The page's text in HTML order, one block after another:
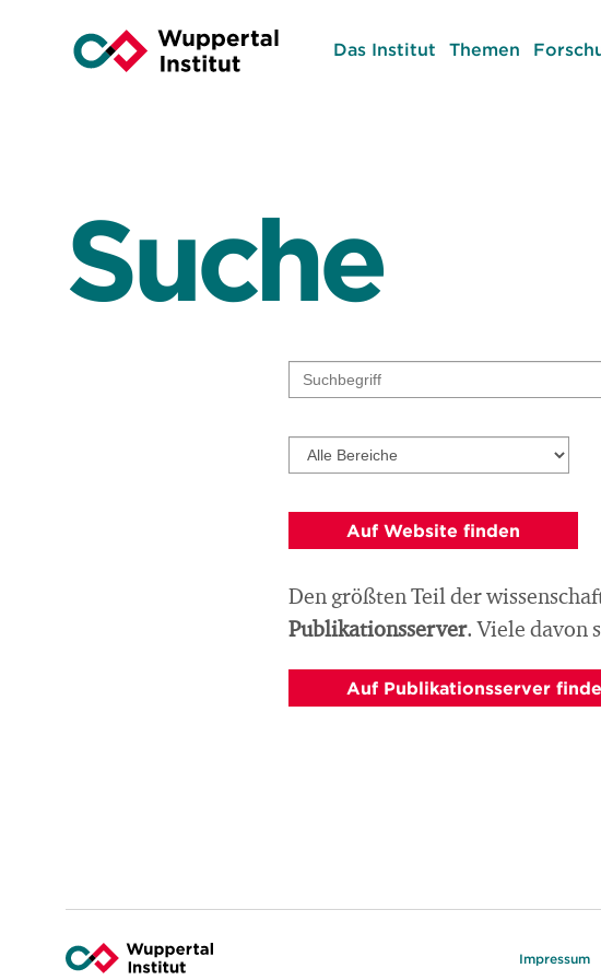
Das Institut Themen
Suche
Auf Website finden
Den größten Teil der
Publikationsserver. Viele davon
Auf Publikationsserver
Impressum